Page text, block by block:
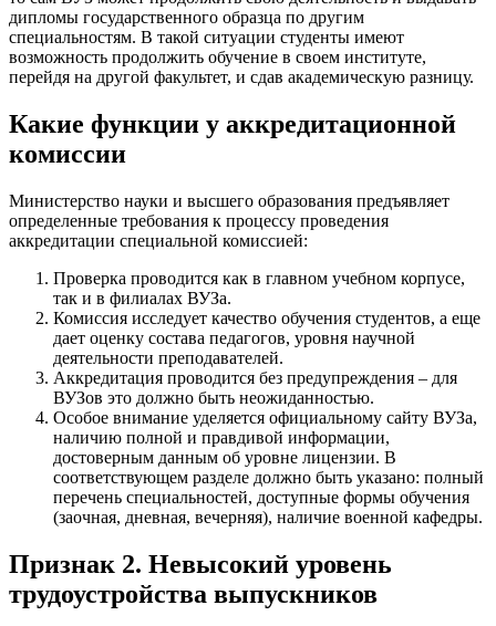
дипломы государственного образца по другим
специальностям. В такой ситуации студенты имеют
возможность продолжить обучение в своем институте,
перейдя на другой факультет, и сдав академическую разницу.
Какие функции у аккредитационной
комиссии
Министерство науки и высшего образования предъявляет
определенные требования к процессу проведения
аккредитации специальной комиссией:
Проверка проводится как в главном учебном корпусе,
так и в филиалах ВУЗа.
Комиссия исследует качество обучения студентов, а еще
дает оценку состава педагогов, уровня научной
деятельности преподавателей.
Аккредитация проводится без предупреждения – для
ВУЗов это должно быть неожиданностью.
Особое внимание уделяется официальному сайту ВУЗа,
наличию полной и правдивой информации,
достоверным данным об уровне лицензии. В
соответствующем разделе должно быть указано: полный
перечень специальностей, доступные формы обучения
(заочная, дневная, вечерняя), наличие военной кафедры.
Признак 2. Невысокий уровень
трудоустройства выпускников